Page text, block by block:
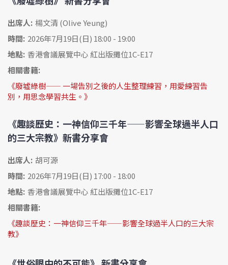
出席人: 楊文清 (Olive Yeung)
時間: 2026年7月19日(日) 18:00 - 19:00
地點: 香港會議展覽中心 紅出版攤位1C-E17
相關書籍:
《廢墟綠樹—— 一場告別之後的人生整理練習，用愛練習告
別，用思念學習共生。》
《趣談歷史：一神信仰三千年——影響全球過半人口
的三大宗教》新書分享會
出席人: 胡可源
時間: 2026年7月19日(日) 17:00 - 18:00
地點: 香港會議展覽中心 紅出版攤位1C-E17
相關書籍:
《趣談歷史：一神信仰三千年——影響全球過半人口的三大宗
教》